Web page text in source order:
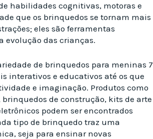
habilidades cognitivas, motoras e
que os brinquedos se tornam mais
eles são ferramentas
evolução das crianças.
de brinquedos para meninas 7
interativos e educativos até os que
e imaginação. Produtos como
de construção, kits de arte
podem ser encontrados
tipo de brinquedo traz uma
seja para ensinar novas